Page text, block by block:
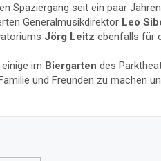
Spaziergang seit ein paar
Generalmusikdirektor Leo
Jörg Leitz ebenfalls für
im Biergarten des
und Freunden zu machen